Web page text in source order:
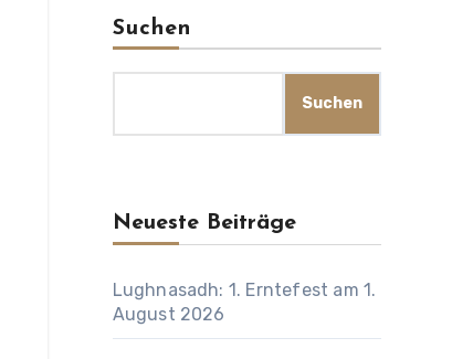
Suchen
Suchen
Neueste Beiträge
Lughnasadh: 1. Erntefest am 1.
August 2026